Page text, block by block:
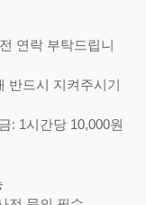
연락 부탁드립니
반드시 지켜주시기
: 1시간당 10,000원